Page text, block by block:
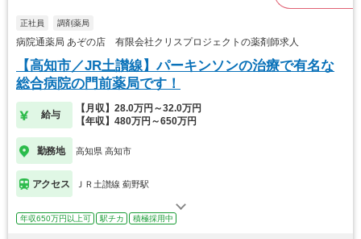
正社員 調剤薬局
病院通薬局 あぞの店 有限会社クリスプロジェクトの薬剤師求人
【高知市／JR土讃線】パーキンソンの治療で有名な
総合病院の門前薬局です！
給与
【月収】28.0万円～32.0万円
【年収】480万円～650万円
勤務地 高知県 高知市
アクセス ＪＲ土讃線 薊野駅
年収650万円以上可 駅チカ 積極採用中